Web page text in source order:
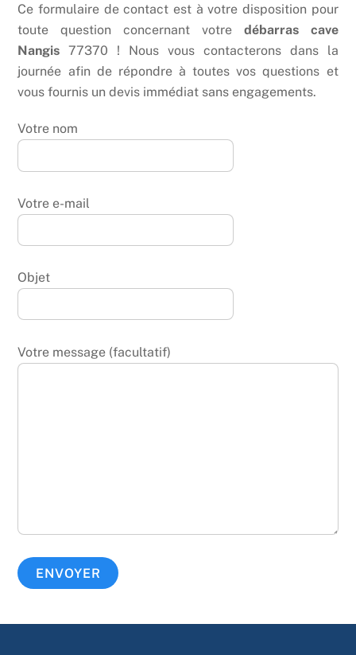
Ce formulaire de contact est à votre disposition pour
toute question concernant votre débarras cave
Nangis 77370 ! Nous vous contacterons dans la
journée afin de répondre à toutes vos questions et
vous fournis un devis immédiat sans engagements.
Votre nom
Votre e-mail
Objet
Votre message (facultatif)